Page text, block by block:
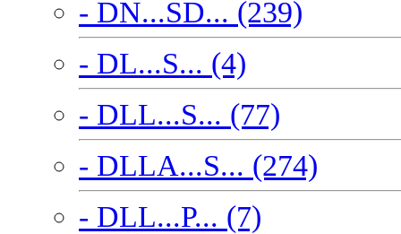
- DN...SD... (239)
- DL...S... (4)
- DLL...S... (77)
- DLLA...S... (274)
- DLL...P... (7)